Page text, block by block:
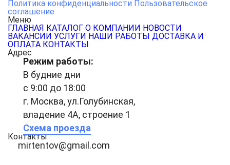
Политика конфиденциальности Пользовательское
соглашение
Меню
ГЛАВНАЯ КАТАЛОГ О КОМПАНИИ НОВОСТИ
ВАКАНСИИ УСЛУГИ НАШИ РАБОТЫ ДОСТАВКА И
ОПЛАТА КОНТАКТЫ
Адрес
Режим работы:
В будние дни
с 9:00 до 18:00
г. Москва, ул.Голубинская,
владение 4А, строение 1
Схема проезда
Контакты
mirtentov@gmail.com